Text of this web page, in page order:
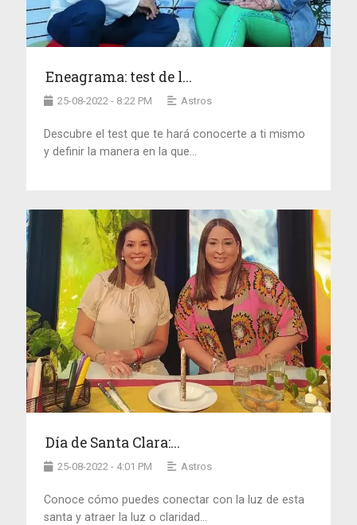
Eneagrama: test de l...
25-08-2022 - 8:22 PM Astros
Descubre el test que te hará conocerte a ti mismo
y definir la manera en la que...
Día de Santa Clara:...
25-08-2022 - 4:01 PM Astros
Conoce cómo puedes conectar con la luz de esta
santa y atraer la luz o claridad...